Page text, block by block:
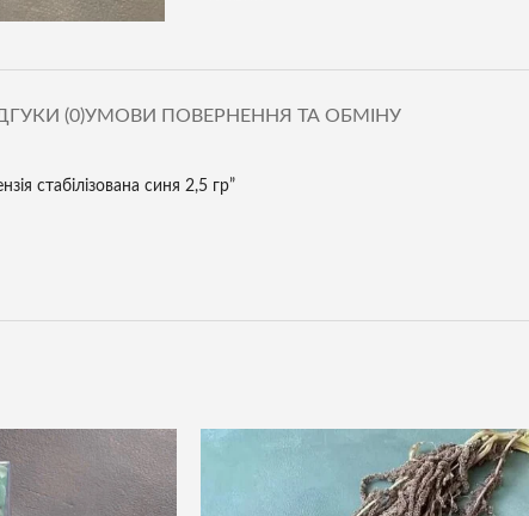
(0)УМОВИ ПОВЕРНЕННЯ ТА ОБМІНУ
стабілізована синя 2,5 гр”